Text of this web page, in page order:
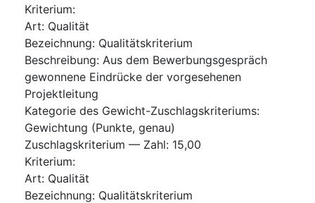
Kriterium:
Art: Qualität
Bezeichnung: Qualitätskriterium
Beschreibung: Aus dem Bewerbungsgespräch
gewonnene Eindrücke der vorgesehenen
Projektleitung
Kategorie des Gewicht-Zuschlagskriteriums:
Gewichtung (Punkte, genau)
Zuschlagskriterium — Zahl: 15,00
Kriterium:
Art: Qualität
Bezeichnung: Qualitätskriterium